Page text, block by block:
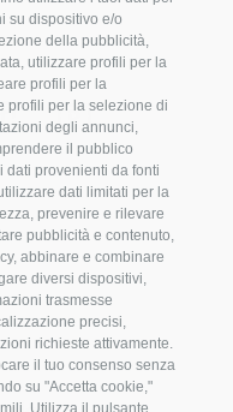
su dispositivo e/o
della pubblicità,
utilizzare profili per la
profili per la
profili per la selezione di
degli annunci,
il pubblico
dati provenienti da fonti
dati limitati per la
prevenire e rilevare
pubblicità e contenuto,
abbinare e combinare
diversi dispositivi,
trasmesse
precisi,
richieste attivamente.
il tuo consenso senza
su "Accetta cookie,"